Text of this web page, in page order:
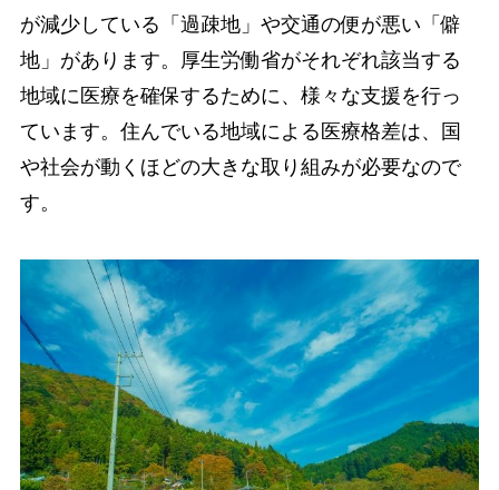
が減少している「過疎地」や交通の便が悪い「僻
地」があります。厚生労働省がそれぞれ該当する
地域に医療を確保するために、様々な支援を行っ
ています。住んでいる地域による医療格差は、国
や社会が動くほどの大きな取り組みが必要なので
す。